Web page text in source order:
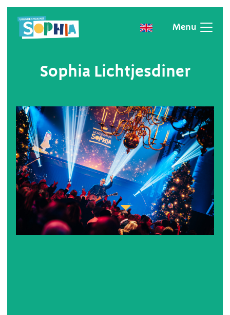
Menu
Sophia Lichtjesdiner